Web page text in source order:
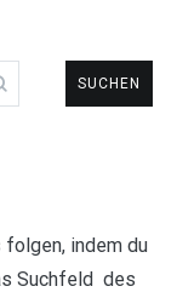
indem du
Suchfeld des